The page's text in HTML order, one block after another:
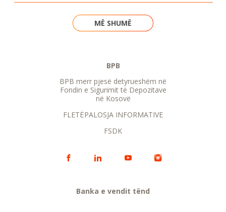
MË SHUMË
BPB
BPB merr pjesë detyrueshëm në
Fondin e Sigurimit të Depozitave
në Kosovë
FLETËPALOSJA INFORMATIVE
FSDK
Banka e vendit tënd